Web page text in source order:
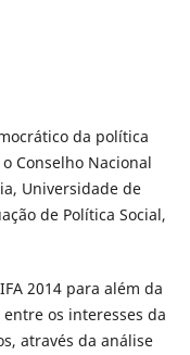
da política
Conselho Nacional
Universidade de
de Política Social,
2014 para além da
os interesses da
através da análise